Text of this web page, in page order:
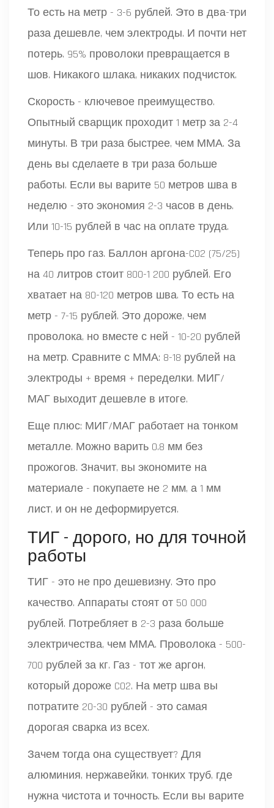
То есть на метр - 3-6 рублей. Это в два-три
раза дешевле, чем электроды. И почти нет
потерь. 95% проволоки превращается в
шов. Никакого шлака, никаких подчисток.
Скорость - ключевое преимущество.
Опытный сварщик проходит 1 метр за 2-4
минуты. В три раза быстрее, чем ММА. За
день вы сделаете в три раза больше
работы. Если вы варите 50 метров шва в
неделю - это экономия 2-3 часов в день.
Или 10-15 рублей в час на оплате труда.
Теперь про газ. Баллон аргона-CO2 (75/25)
на 40 литров стоит 800-1 200 рублей. Его
хватает на 80-120 метров шва. То есть на
метр - 7-15 рублей. Это дороже, чем
проволока, но вместе с ней - 10-20 рублей
на метр. Сравните с ММА: 8-18 рублей на
электроды + время + переделки. МИГ/
МАГ выходит дешевле в итоге.
Еще плюс: МИГ/МАГ работает на тонком
металле. Можно варить 0.8 мм без
прожогов. Значит, вы экономите на
материале - покупаете не 2 мм, а 1 мм
лист, и он не деформируется.
ТИГ - дорого, но для точной
работы
ТИГ - это не про дешевизну. Это про
качество. Аппараты стоят от 50 000
рублей. Потребляет в 2-3 раза больше
электричества, чем ММА. Проволока - 500-
700 рублей за кг. Газ - тот же аргон,
который дороже CO2. На метр шва вы
потратите 20-30 рублей - это самая
дорогая сварка из всех.
Зачем тогда она существует? Для
алюминия, нержавейки, тонких труб, где
нужна чистота и точность. Если вы варите